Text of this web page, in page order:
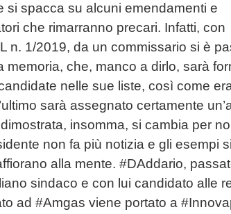
si spacca su alcuni emendamenti e
che rimarranno precari. Infatti, con
n. 1/2019, da un commissario si è
memoria, che, manco a dirlo, sarà
nelle sue liste, così come
sarà assegnato certamente
insomma, si cambia per
non fa più notizia e gli esempi
alla mente. #DAddario,
sindaco e con lui candidato alle
ad #Amgas viene portato a